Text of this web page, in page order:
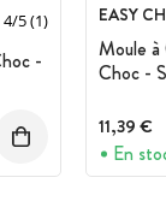
4/5(1)
-
EASY
Moule à
Choc -
11,39 €
En